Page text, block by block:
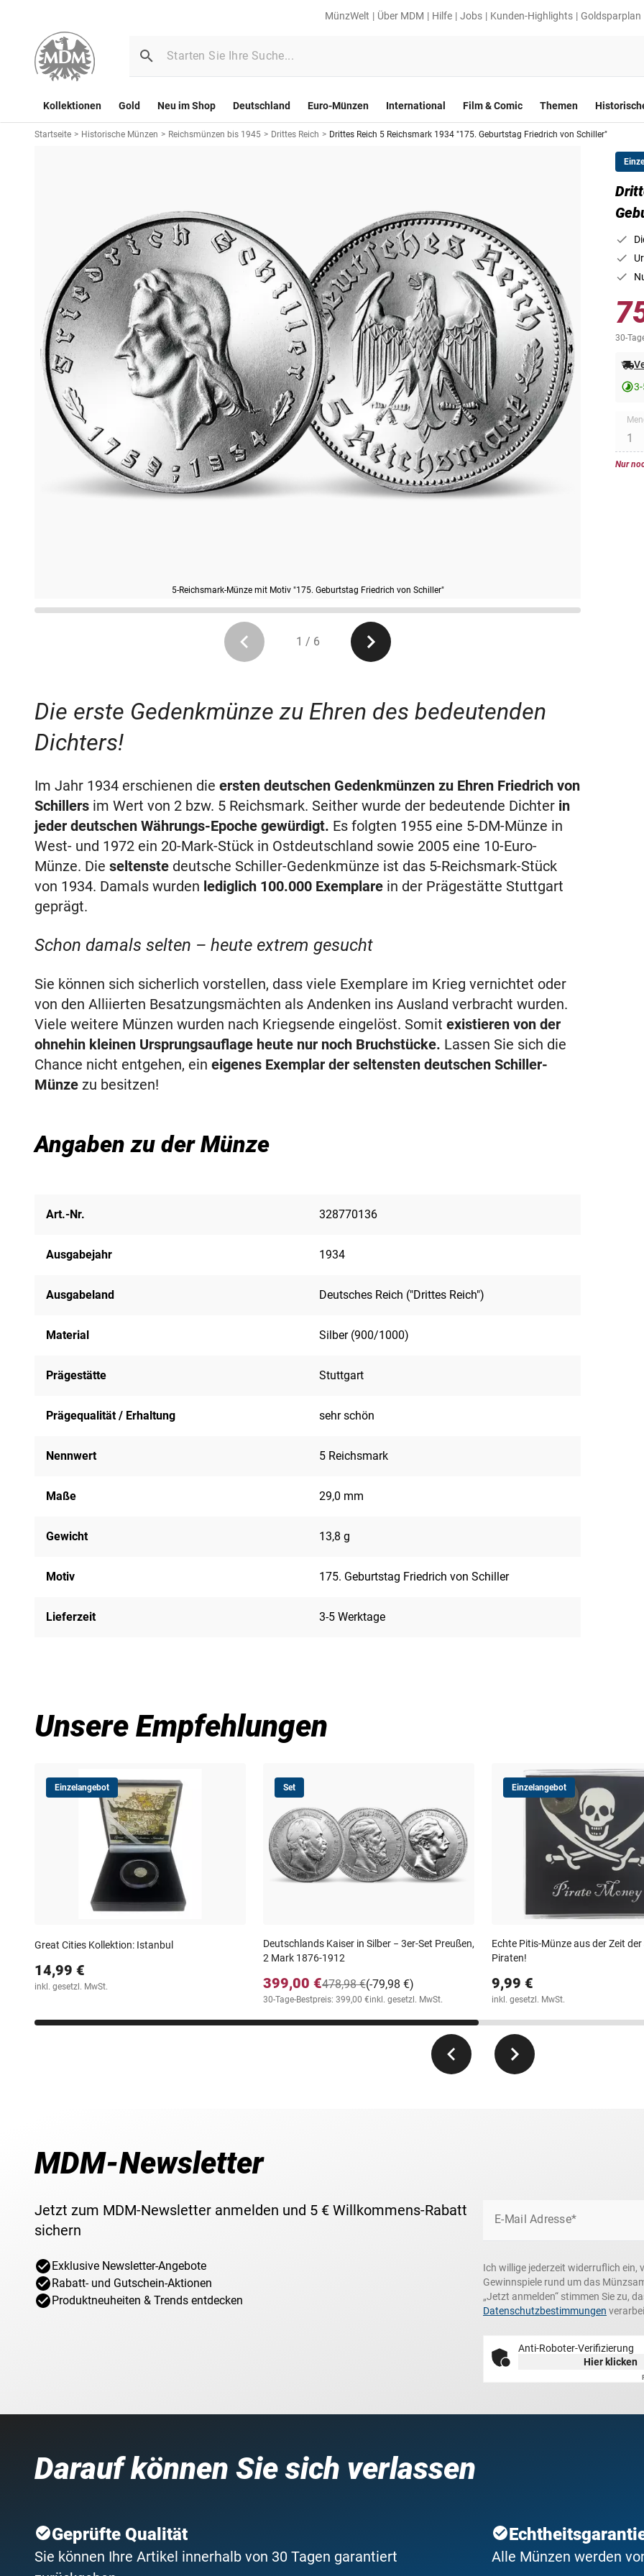
MünzWelt Über MDM Hilfe Jobs Kunden-Highlights Goldsparplan
Kollektionen Gold Neu im Shop Deutschland Euro-Münzen International Film & Comic Themen
Startseite > Historische Münzen > Reichsmünzen bis 1945 > Drittes Reich > Drittes Reich 5 Reichsmark 1934 "175. Geburtstag Friedrich von Schiller"
5-Reichsmark-Münze mit Motiv "175. Geburtstag Friedrich von Schiller"
1 / 6
30-
Nur
Die erste Gedenkmünze zu Ehren des bedeutenden
Dichters!
Im Jahr 1934 erschienen die ersten deutschen Gedenkmünzen zu Ehren Friedrich von
Schillers im Wert von 2 bzw. 5 Reichsmark. Seither wurde der bedeutende Dichter in
jeder deutschen Währungs-Epoche gewürdigt. Es folgten 1955 eine 5-DM-Münze in
West- und 1972 ein 20-Mark-Stück in Ostdeutschland sowie 2005 eine 10-Euro-
Münze. Die seltenste deutsche Schiller-Gedenkmünze ist das 5-Reichsmark-Stück
von 1934. Damals wurden lediglich 100.000 Exemplare in der Prägestätte Stuttgart
geprägt.
Schon damals selten – heute extrem gesucht
Sie können sich sicherlich vorstellen, dass viele Exemplare im Krieg vernichtet oder
von den Alliierten Besatzungsmächten als Andenken ins Ausland verbracht wurden.
Viele weitere Münzen wurden nach Kriegsende eingelöst. Somit existieren von der
ohnehin kleinen Ursprungsauflage heute nur noch Bruchstücke. Lassen Sie sich die
Chance nicht entgehen, ein eigenes Exemplar der seltensten deutschen Schiller-
Münze zu besitzen!
Angaben zu der Münze
Art.-Nr. 328770136
Ausgabejahr 1934
Ausgabeland Deutsches Reich ("Drittes Reich")
Material Silber (900/1000)
Prägestätte Stuttgart
Prägequalität / Erhaltung sehr schön
Nennwert 5 Reichsmark
Maße 29,0 mm
Gewicht 13,8 g
Motiv 175. Geburtstag Friedrich von Schiller
Lieferzeit 3-5 Werktage
Unsere Empfehlungen
Einzelangebot
Great Cities Kollektion: Istanbul
14,99 €
inkl. gesetzl. MwSt.
Set
Deutschlands Kaiser in Silber − 3er-Set Preußen,
2 Mark 1876-1912
399,00 € (-79,98 €)
478,98 €
30-Tage-Bestpreis: 399,00 €inkl. gesetzl. MwSt.
Einzelangebot
Echte Pitis-Münze aus der Zeit der
Piraten!
9,99 €
inkl. gesetzl. MwSt.
MDM-Newsletter
Jetzt zum MDM-Newsletter anmelden und 5 € Willkommens-Rabatt
sichern
Exklusive Newsletter-Angebote
Rabatt- und Gutschein-Aktionen
Produktneuheiten & Trends entdecken
E-Mail Adresse*
Ich willige jederzeit widerruflich ein,
Gewinnspiele rund um das
„Jetzt anmelden“ stimmen Sie zu,
Datenschutzbestimmungen
Anti-Roboter-Verifizierung
Hier klicken
Darauf können Sie sich verlassen
Geprüfte Qualität
Sie können Ihre Artikel innerhalb von 30 Tagen garantiert
Alle Münzen werden